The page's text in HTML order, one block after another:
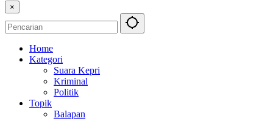
×
Home
Kategori
Suara Kepri
Kriminal
Politik
Topik
Balapan